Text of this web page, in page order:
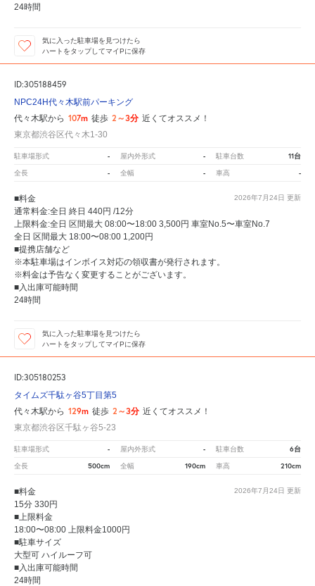
24時間
気に入った駐車場を見つけたら
ハートをタップしてマイPに保存
ID:305188459
NPC24H代々木駅前パーキング
代々木駅から 107m 徒歩 2～3分 近くてオススメ！
東京都渋谷区代々木1-30
駐車場形式 - 屋内外形式 - 駐車台数 11台
全長 - 全幅 - 車高 -
2026年7月24日 更新
■料金
通常料金:全日 終日 440円 /12分
上限料金:全日 区間最大 08:00〜18:00 3,500円 車室No.5〜車室No.7
全日 区間最大 18:00〜08:00 1,200円
■提携店舗など
※本駐車場はインボイス対応の領収書が発行されます。
※料金は予告なく変更することがございます。
■入出庫可能時間
24時間
気に入った駐車場を見つけたら
ハートをタップしてマイPに保存
ID:305180253
タイムズ千駄ヶ谷5丁目第5
代々木駅から 129m 徒歩 2～3分 近くてオススメ！
東京都渋谷区千駄ヶ谷5-23
駐車場形式 - 屋内外形式 - 駐車台数 6台
全長 500cm 全幅 190cm 車高 210cm
2026年7月24日 更新
■料金
15分 330円
■上限料金
18:00〜08:00 上限料金1000円
■駐車サイズ
大型可 ハイルーフ可
■入出庫可能時間
24時間